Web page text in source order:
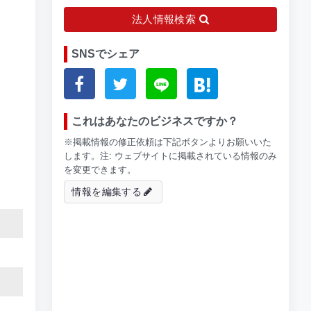
法人情報検索
SNSでシェア
これはあなたのビジネスですか？
※掲載情報の修正依頼は下記ボタンよりお願いいた
します。注: ウェブサイトに掲載されている情報のみ
を変更できます。
情報を編集する